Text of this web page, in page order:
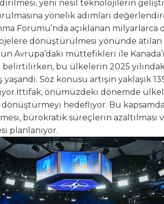
yeni nesil teknolojilerin
yönelik adımları
Forumu’nda açıklanan milyarlarca
dönüştürülmesi yönünde atılan
Avrupa’daki müttefikleri ile
belirtilirken, bu ülkelerin 2025
yaşandı. Söz konusu artışın yaklaşık
önümüzdeki dönemde
hedefliyor. Bu
bürokratik süreçlerin azaltılması
planlanıyor.